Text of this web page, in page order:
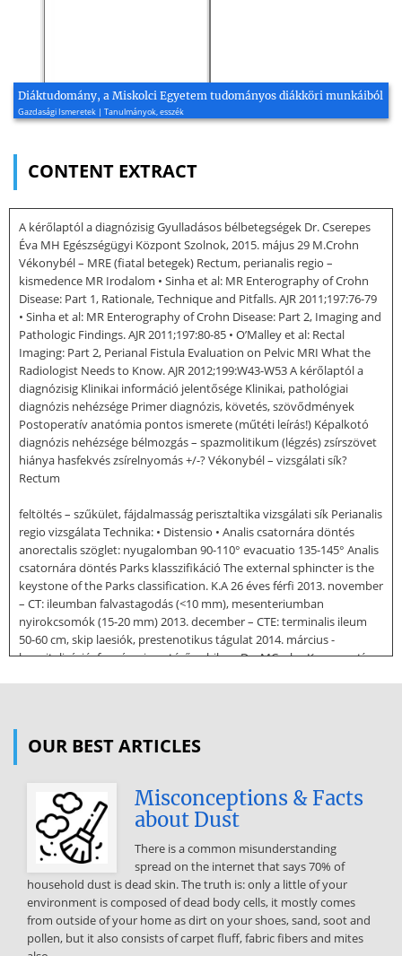
Diáktudomány, a Miskolci Egyetem tudományos diákköri munkáiból
Gazdasági Ismeretek | Tanulmányok, esszék
CONTENT EXTRACT
A kérőlaptól a diagnózisig Gyulladásos bélbetegségek Dr. Cserepes
Éva MH Egészségügyi Központ Szolnok, 2015. május 29 M.Crohn
Vékonybél – MRE (fiatal betegek) Rectum, perianalis regio –
kismedence MR Irodalom • Sinha et al: MR Enterography of Crohn
Disease: Part 1, Rationale, Technique and Pitfalls. AJR 2011;197:76-79
• Sinha et al: MR Enterography of Crohn Disease: Part 2, Imaging and
Pathologic Findings. AJR 2011;197:80-85 • O’Malley et al: Rectal
Imaging: Part 2, Perianal Fistula Evaluation on Pelvic MRI What the
Radiologist Needs to Know. AJR 2012;199:W43-W53 A kérőlaptól a
diagnózisig Klinikai információ jelentősége Klinikai, pathológiai
diagnózis nehézsége Primer diagnózis, követés, szövődmények
Postoperatív anatómia pontos ismerete (műtéti leírás!) Képalkotó
diagnózis nehézsége bélmozgás – spazmolitikum (légzés) zsírszövet
hiánya hasfekvés zsírelnyomás +/-? Vékonybél – vizsgálati sík?
Rectum
feltöltés – szűkület, fájdalmasság perisztaltika vizsgálati sík Perianalis
regio vizsgálata Technika: • Distensio • Analis csatornára döntés
anorectalis szöglet: nyugalomban 90-110° evacuatio 135-145° Analis
csatornára döntés Parks klasszifikáció The external sphincter is the
keystone of the Parks classification. K.A 26 éves férfi 2013. november
– CT: ileumban falvastagodás (<10 mm), mesenteriumban
nyirokcsomók (15-20 mm) 2013. december – CTE: terminalis ileum
50-60 cm, skip laesiók, prestenotikus tágulat 2014. március -
hospitalizáció: fogyás, visszatérő subileus Dg: MCrohn Konzervatív
április CT: terminalis ileum is 2005.
colonoscopia: fl hepaticáig megrövidült colon, rectumban fistula
gyanú 2007. március: total colectomia, ileum resectio, ileostoma
2007. augusztus: stoma zárás, ileo-rectalis anastomosis 2011.
február: a rectumban nagy fekélyek 2012. január perianalis fistulák
nyíltak, ileo-rectalis anastomosis beszűkült, anus destruált,
rectumban aktív gyulladás 2012. december: perianalis tályog
feltárás, sipolyok fonalazása, anastomosis tágítás, tehermentesítő
ileostoma 2013. márciustól biológiai kezelés 2015. 3 sipolynyílás,
nem váladékoznak, környezetük békés FIESTA STIR T2 HR LAVA
OUR BEST ARTICLES
Misconceptions & Facts
about Dust
There is a common misunderstanding
spread on the internet that says 70% of
household dust is dead skin. The truth is: only a little of your
environment is composed of dead body cells, it mostly comes
from outside of your home as dirt on your shoes, sand, soot and
pollen, but it also consists of carpet fluff, fabric fibers and mites